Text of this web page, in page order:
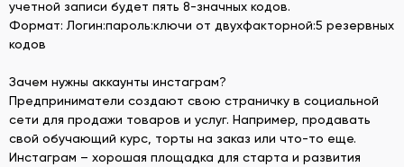
учетной записи будет пять 8-значных кодов.
Формат: Логин:пароль:ключи от двухфакторной:5 резервных
кодов
Зачем нужны аккаунты инстаграм?
Предприниматели создают свою страничку в социальной
сети для продажи товаров и услуг. Например, продавать
свой обучающий курс, торты на заказ или что-то еще.
Инстаграм – хорошая площадка для старта и развития